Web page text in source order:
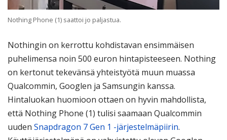
Nothing Phone (1) saattoi jo paljastua.
Nothingin on kerrottu kohdistavan ensimmäisen
puhelimensa noin 500 euron hintapisteeseen. Nothing
on kertonut tekevänsä yhteistyötä muun muassa
Qualcommin, Googlen ja Samsungin kanssa.
Hintaluokan huomioon ottaen on hyvin mahdollista,
että Nothing Phone (1) tulisi saamaan Qualcommin
uuden Snapdragon 7 Gen 1 -järjestelmäpiirin.